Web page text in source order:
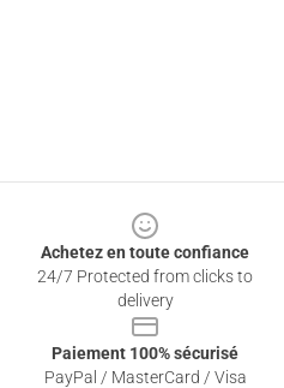
Achetez en toute confiance
24/7 Protected from clicks to
delivery
Paiement 100% sécurisé
PayPal / MasterCard / Visa